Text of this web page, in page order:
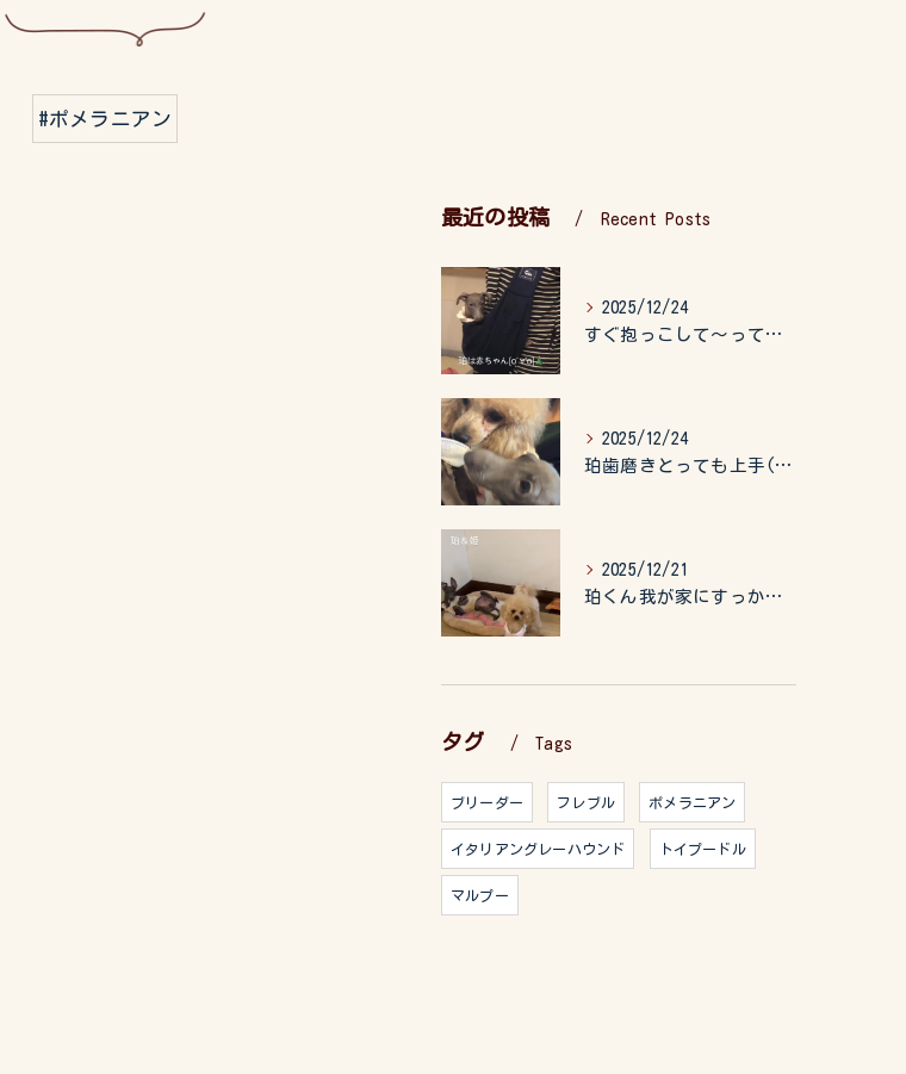
#ポメラニアン
最近の投稿 Recent Posts
2025/12/24
すぐ抱っこして〜って言うので、抱っこ紐に入れてゆらゆら☺️
2025/12/24
珀歯磨きとっても上手(о´∀`о)
2025/12/21
珀くん我が家にすっかりなれて、キッズのお世話もしてくれて、今...
タグ Tags
ブリーダー フレブル ポメラニアン
イタリアングレーハウンド トイプードル
マルプー